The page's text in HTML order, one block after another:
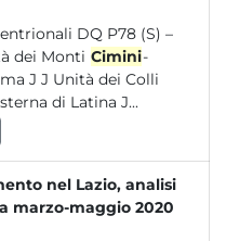
(S) L L Unità dei Monti Cimini-
J J Unità dei Colli
di Latina J...
nel Lazio, analisi
marzo-maggio 2020